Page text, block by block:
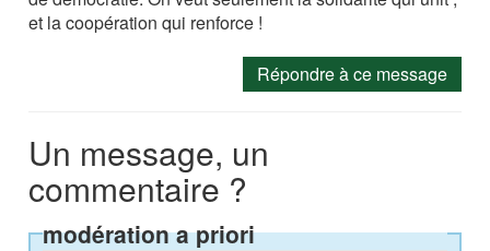
et la coopération qui renforce !
Répondre à ce message
Un message, un
commentaire ?
modération a priori